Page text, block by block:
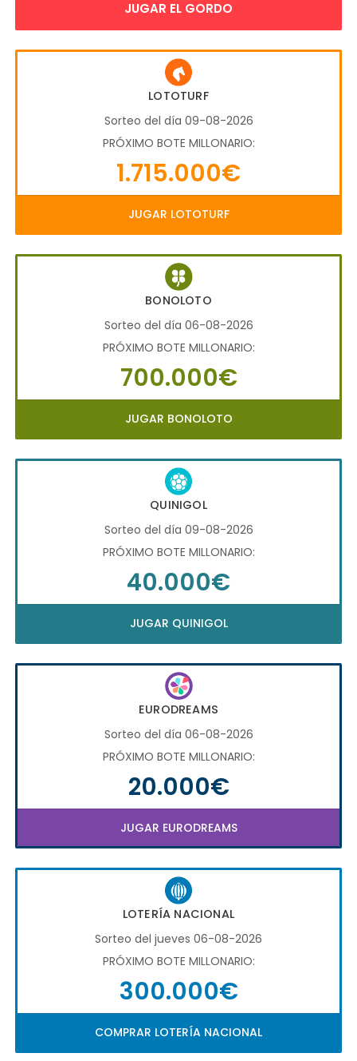
JUGAR EL GORDO
LOTOTURF
Sorteo del día 09-08-2026
PRÓXIMO BOTE MILLONARIO:
1.715.000€
JUGAR LOTOTURF
BONOLOTO
Sorteo del día 06-08-2026
PRÓXIMO BOTE MILLONARIO:
700.000€
JUGAR BONOLOTO
QUINIGOL
Sorteo del día 09-08-2026
PRÓXIMO BOTE MILLONARIO:
40.000€
JUGAR QUINIGOL
EURODREAMS
Sorteo del día 06-08-2026
PRÓXIMO BOTE MILLONARIO:
20.000€
JUGAR EURODREAMS
LOTERÍA NACIONAL
Sorteo del jueves 06-08-2026
PRÓXIMO BOTE MILLONARIO:
300.000€
COMPRAR LOTERÍA NACIONAL